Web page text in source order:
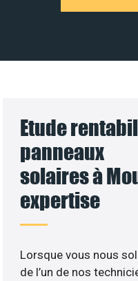
Etude
panneaux
solaires à
expertise
Lorsque vous nous
de l’un de nos